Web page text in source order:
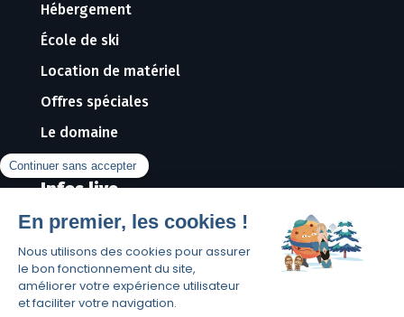
Hébergement
École de ski
Location de matériel
Offres spéciales
Le domaine
Infos live
Webcams
Infos neige
Météo